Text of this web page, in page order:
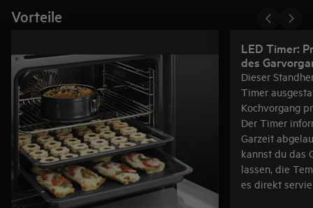
Vorteile
LED Timer:
des
Dieser
Timer
Kochvorgang
Der Timer
Garzeit
kannst du das
lassen, die
es direkt